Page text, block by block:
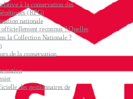
à la conservation des
(RPG)
nationale
reconnus ? Quelles
la Collection Nationale ?
de la conservation
des gestionnaires de